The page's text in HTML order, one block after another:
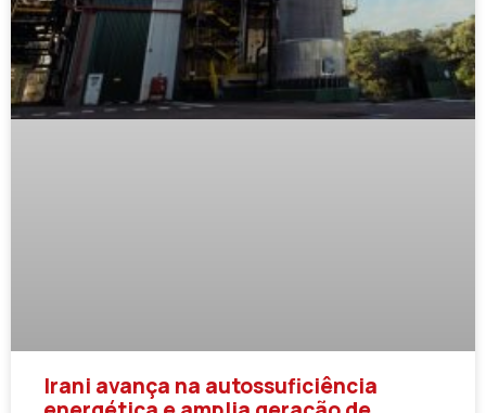
Irani avança na autossuficiência